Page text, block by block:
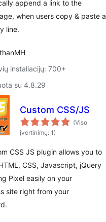
append a link to the
when users copy & paste a
line.
instaliacijų: 700+
su 4.8.29
Custom CSS/JS
(Viso
įvertinimų: 1)
CSS JS plugin allows you to
CSS, Javascript, jQuery
Pixel easily on your
site right from your